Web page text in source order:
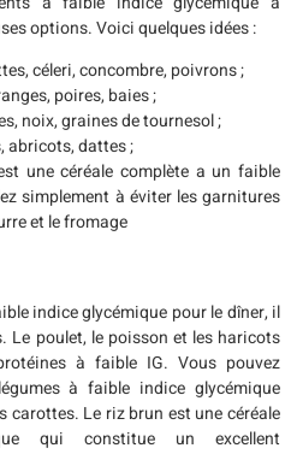
options. Voici quelques idées :
céleri, concombre, poivrons ;
poires, baies ;
noix, graines de tournesol ;
abricots, dattes ;
une céréale complète a un faible
simplement à éviter les garnitures
et le fromage
indice glycémique pour le dîner, il
Le poulet, le poisson et les haricots
à faible IG. Vous pouvez
à faible indice glycémique
carottes. Le riz brun est une céréale
qui constitue un excellent